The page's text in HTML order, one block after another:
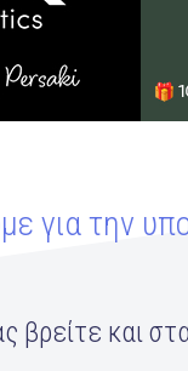
για την
βρείτε και